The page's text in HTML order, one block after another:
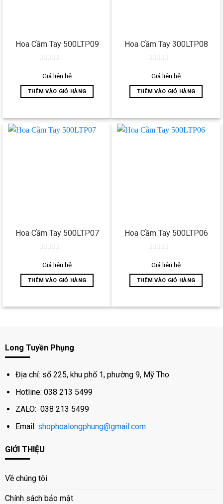
Hoa Cầm Tay 500LTP09
out
5
Giá liên hệ
THÊM VÀO GIỎ HÀNG
Hoa Cầm Tay 300LTP08
out
5
Giá liên hệ
THÊM VÀO GIỎ HÀNG
Hoa Cầm Tay 500LTP07
out
5
Giá liên hệ
THÊM VÀO GIỎ HÀNG
Hoa Cầm Tay 500LTP06
out
5
Giá liên hệ
THÊM VÀO GIỎ HÀNG
Long Tuyền Phụng
Địa chỉ: số 225, khu phố 1, phường 9, Mỹ Tho
Hotline: 038 213 5499
ZALO: 038 213 5499
Email: shophoalongphung@gmail.com
GIỚI THIỆU
Về chúng tôi
Chính sách bảo mật